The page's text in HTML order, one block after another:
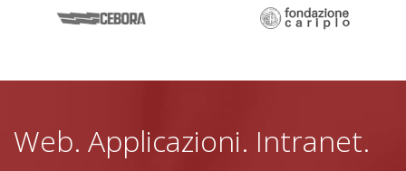
Web. Applicazioni. Intranet.